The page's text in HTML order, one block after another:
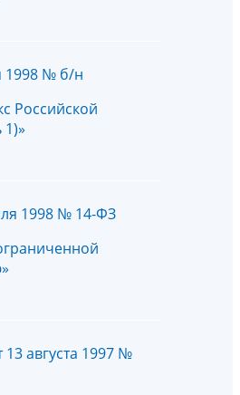
1998 № б/н
Российской
1998 № 14-ФЗ
августа 1997 №